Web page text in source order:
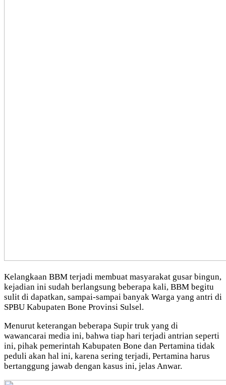
Kelangkaan BBM terjadi membuat masyarakat gusar bingun,
kejadian ini sudah berlangsung beberapa kali, BBM begitu
sulit di dapatkan, sampai-sampai banyak Warga yang antri di
SPBU Kabupaten Bone Provinsi Sulsel.
Menurut keterangan beberapa Supir truk yang di
wawancarai media ini, bahwa tiap hari terjadi antrian seperti
ini, pihak pemerintah Kabupaten Bone dan Pertamina tidak
peduli akan hal ini, karena sering terjadi, Pertamina harus
bertanggung jawab dengan kasus ini, jelas Anwar.